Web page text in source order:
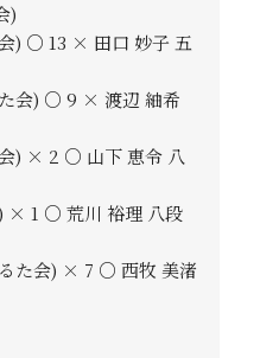
)
) ○ 13 × 田口 妙子 五
会) ○ 9 × 渡辺 紬希
) × 2 ○ 山下 恵令 八
× 1 ○ 荒川 裕理 八段
た会) × 7 ○ 西牧 美渚